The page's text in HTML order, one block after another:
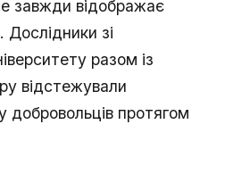
завжди відображає
Дослідники зі
разом із
відстежували
добровольців протягом